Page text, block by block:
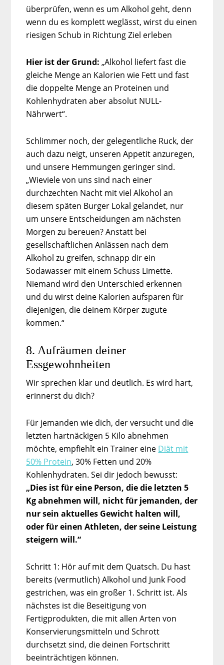
überprüfen, wenn es um Alkohol geht, denn
wenn du es komplett weglässt, wirst du einen
riesigen Schub in Richtung Ziel erleben
Hier ist der Grund: „Alkohol liefert fast die
gleiche Menge an Kalorien wie Fett und fast
die doppelte Menge an Proteinen und
Kohlenhydraten aber absolut NULL-
Nährwert“.
Schlimmer noch, der gelegentliche Ruck, der
auch dazu neigt, unseren Appetit anzuregen,
und unsere Hemmungen geringer sind.
„Wieviele von uns sind nach einer
durchzechten Nacht mit viel Alkohol an
diesem späten Burger Lokal gelandet, nur
um unsere Entscheidungen am nächsten
Morgen zu bereuen? Anstatt bei
gesellschaftlichen Anlässen nach dem
Alkohol zu greifen, schnapp dir ein
Sodawasser mit einem Schuss Limette.
Niemand wird den Unterschied erkennen
und du wirst deine Kalorien aufsparen für
diejenigen, die deinem Körper zugute
kommen.“
8. Aufräumen deiner
Essgewohnheiten
Wir sprechen klar und deutlich. Es wird hart,
erinnerst du dich?
Für jemanden wie dich, der versucht und die
letzten hartnäckigen 5 Kilo abnehmen
möchte, empfiehlt ein Trainer eine Diät mit
50% Protein, 30% Fetten und 20%
Kohlenhydraten. Sei dir jedoch bewusst:
„Dies ist für eine Person, die die letzten 5
Kg abnehmen will, nicht für jemanden, der
nur sein aktuelles Gewicht halten will,
oder für einen Athleten, der seine Leistung
steigern will.“
Schritt 1: Hör auf mit dem Quatsch. Du hast
bereits (vermutlich) Alkohol und Junk Food
gestrichen, was ein großer 1. Schritt ist. Als
nächstes ist die Beseitigung von
Fertigprodukten, die mit allen Arten von
Konservierungsmitteln und Schrott
durchsetzt sind, die deinen Fortschritt
beeinträchtigen können.